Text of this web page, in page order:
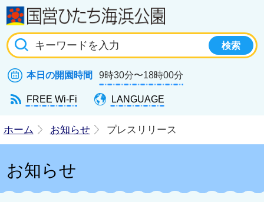
本日の開園時間 9時30分〜18時00分
FREE Wi-Fi LANGUAGE
ホーム お知らせ プレスリリース
お知らせ